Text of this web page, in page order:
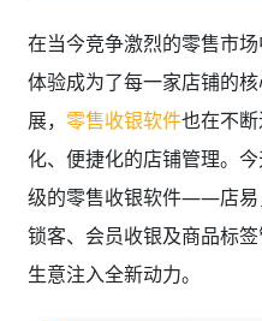
在当今竞争激烈的零售市
体验成为了每一家店铺的
展， 零售收银软件也在不
化、便捷化的店铺管理。
级的零售收银软件——店易
锁客、会员收银及商品标
生意注入全新动力。